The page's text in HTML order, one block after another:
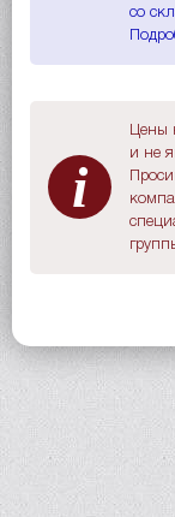
со
i
Цены
и не